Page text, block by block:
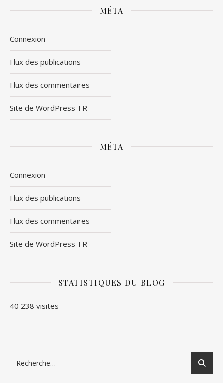
MÉTA
Connexion
Flux des publications
Flux des commentaires
Site de WordPress-FR
MÉTA
Connexion
Flux des publications
Flux des commentaires
Site de WordPress-FR
STATISTIQUES DU BLOG
40 238 visites